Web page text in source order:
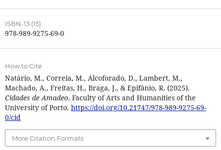
ISBN-13 (15)
978-989-9275-69-0
How to Cite
Natário, M., Correia, M., Alcoforado, D., Lambert, M.,
Machado, A., Freitas, H., Braga, J., & Epifânio, R. (2025).
Cidades de Amadeo. Faculty of Arts and Humanities of the
University of Porto. https://doi.org/10.21747/978-989-9275-69-
0/cid
More Citation Formats